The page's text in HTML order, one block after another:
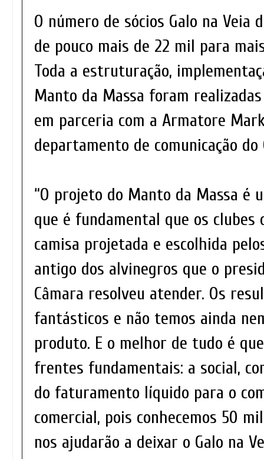
O número de sócios Galo na Veia
de pouco mais de 22 mil para
Toda a estruturação,
Manto da Massa foram
em parceria com a Armatore
departamento de comunicação
“O projeto do Manto da Massa é
que é fundamental que os clubes
camisa projetada e escolhida
antigo dos alvinegros que o
Câmara resolveu atender. Os
fantásticos e não temos ainda
produto. E o melhor de tudo é
frentes fundamentais: a social,
do faturamento líquido para o
comercial, pois conhecemos 50
nos ajudarão a deixar o Galo na